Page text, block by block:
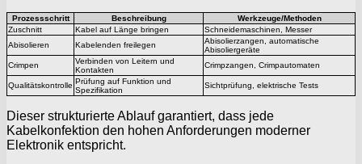
Prozessschritt Beschreibung
Werkzeuge/Methoden
Zuschnitt
Kabel auf Länge bringen
Schneidemaschinen, Messer
Abisolieren
Kabelenden freilegen
Abisolierzangen, automatische
Abisoliergeräte
Crimpen
Verbinden von Leitern und
Kontakten
Crimpzangen, Crimpautomaten
Qualitätskontrolle Prüfung auf Funktion und
Spezifikation
Sichtprüfung, elektrische Tests
Dieser strukturierte Ablauf garantiert, dass jede
Kabelkonfektion den hohen Anforderungen moderner
Elektronik entspricht.